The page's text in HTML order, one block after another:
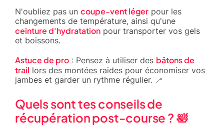
N'oubliez pas un coupe-vent léger pour les
changements de température, ainsi qu'une
ceinture d'hydratation pour transporter vos gels
et boissons.
Astuce de pro : Pensez à utiliser des bâtons de
trail lors des montées raides pour économiser vos
jambes et garder un rythme régulier. 🦯
Quels sont tes conseils de
récupération post-course ? 🛀